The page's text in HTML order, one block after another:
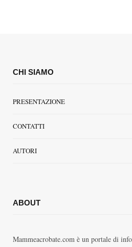
CHI SIAMO
PRESENTAZIONE
CONTATTI
AUTORI
ABOUT
Mammeacrobate.com è un portale di